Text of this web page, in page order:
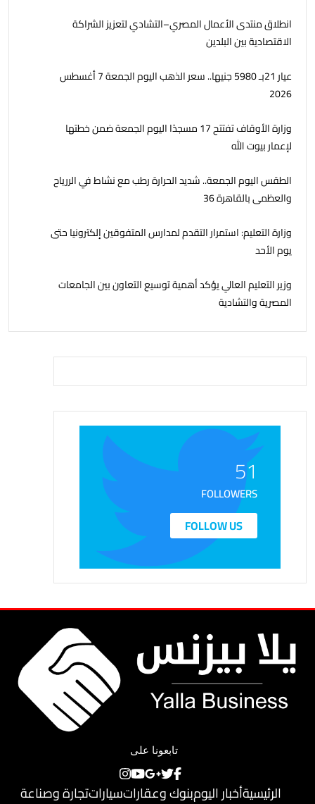
انطلاق منتدى الأعمال المصري–التشادي لتعزيز الشراكة
الاقتصادية بين البلدين
عيار 21بـ 5980 جنيها.. سعر الذهب اليوم الجمعة 7 أغسطس
2026
وزارة الأوقاف تفتتح 17 مسجدًا اليوم الجمعة ضمن خطتها
لإعمار بيوت الله
الطقس اليوم الجمعة.. شديد الحرارة رطب مع نشاط في الررياح
والعظمى بالقاهرة 36
وزارة التعليم: استمرار التقدم لمدارس المتفوقين إلكترونيا حتى
يوم الأحد
وزير التعليم العالي يؤكد أهمية توسيع التعاون بين الجامعات
المصرية والتشادية
51
FOLLOWERS
FOLLOW US
تابعونا على
الرئيسيةأخبار اليومبنوك وعقاراتسياراتتجارة وصناعة